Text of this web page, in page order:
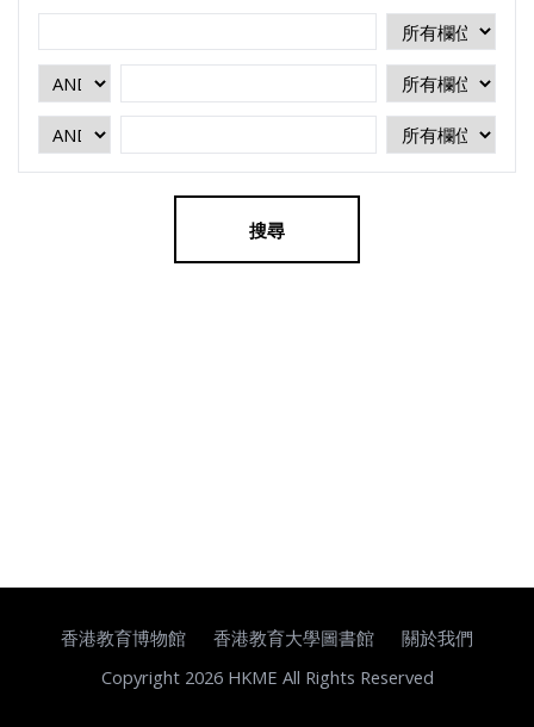
搜尋
香港教育博物館 香港教育大學圖書館
關於我們
Copyright 2026 HKME All Rights Reserved